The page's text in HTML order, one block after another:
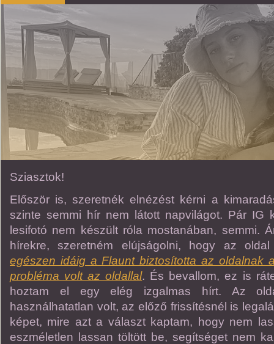
Sziasztok!
Először is, szeretnék elnézést kérni a
szinte semmi hír nem látott napvilágot. Pár IG
lesifotó nem készült róla mostanában, semmi.
hírekre, szeretném elújságolni, hogy az
egészen idáig a Flaunt biztosította az oldalnak
probléma volt az oldallal. És bevallom, ez is
hoztam el egy elég izgalmas hírt. Az
használhatatlan volt, az előző frissítésnél is
képet, mire azt a választ kaptam, hogy nem
eszméletlen lassan töltött be, segítséget nem